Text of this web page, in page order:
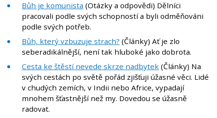
Bůh je komunista (Otázky a odpovědi) Dělníci
pracovali podle svých schopností a byli odměňováni
podle svých potřeb.
Bůh, který vzbuzuje strach? (Články) Ať je zlo
seberadikálnější, není tak hluboké jako dobrota.
Cesta ke štěstí nevede skrze nadbytek (Články) Na
svých cestách po světě pořád zjišťuji úžasné věci. Lidé
v chudých zemích, v Indii nebo Africe, vypadají
mnohem šťastnější než my. Dovedou se úžasně
radovat.